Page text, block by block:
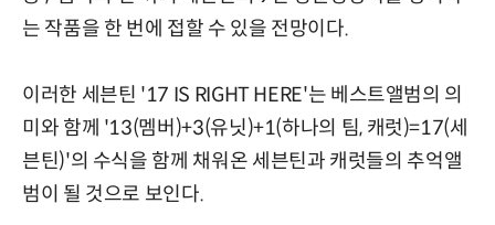
는 작품을 한 번에 접할 수 있을 전망이다.
이러한 세븐틴 '17 IS RIGHT HERE'는 베스트앨범의 의
미와 함께 '13(멤버)+3(유닛)+1(하나의 팀, 캐럿)=17(세
븐틴)'의 수식을 함께 채워온 세븐틴과 캐럿들의 추억앨
범이 될 것으로 보인다.